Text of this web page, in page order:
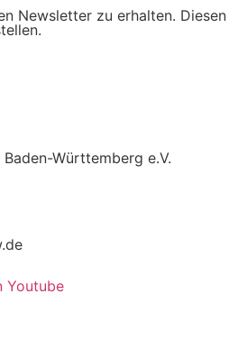
Newsletter zu erhalten. Diesen
Württemberg e.V.
Youtube